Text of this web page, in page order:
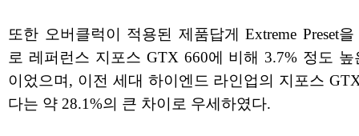
또한 오버클럭이 적용된 제품답게 Extreme Preset
로 레퍼런스 지포스 GTX 660에 비해 3.7% 정도 높
이었으며, 이전 세대 하이엔드 라인업의 지포스
다는 약 28.1%의 큰 차이로 우세하였다.